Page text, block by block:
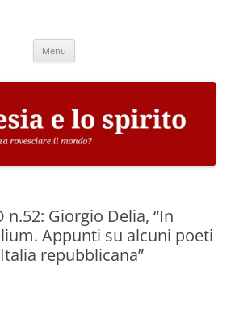
Menu
n.52: Giorgio Delia, “In
Appunti su alcuni poeti
repubblicana”